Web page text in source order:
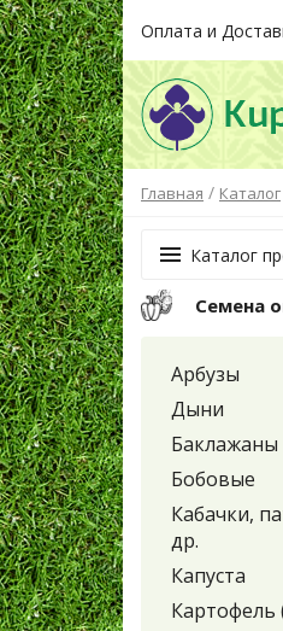
Оплата и
Главная / Каталог
Каталог
Семена
Арбузы
Дыни
Баклажаны
Бобовые
Кабачки,
др.
Капуста
Картофель